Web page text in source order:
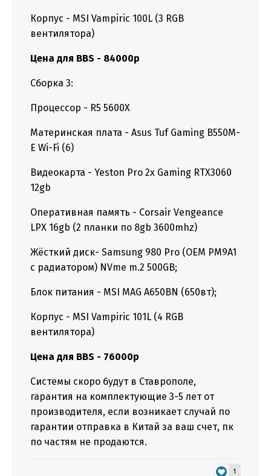
Корпус - MSI Vampiric 100L (3 RGB
вентилятора)
Цена для BBS - 84000р
Сборка 3:
Процессор - R5 5600X
Материнская плата - Asus Tuf Gaming B550M-
E Wi-Fi (6)
Видеокарта - Yeston Pro 2x Gaming RTX3060
12gb
Оперативная память - Corsair Vengeance
LPX 16gb (2 планки по 8gb 3600mhz)
Жёсткий диск- Samsung 980 Pro (OEM PM9A1
с радиатором) NVme m.2 500GB;
Блок питания - MSI MAG A650BN (650вт);
Корпус - MSI Vampiric 101L (4 RGB
вентилятора)
Цена для BBS - 76000р
Системы скоро будут в Ставрополе,
гарантия на комплектующие 3-5 лет от
производителя, если возникает случай по
гарантии отправка в Китай за ваш счет, пк
по частям не продаются.
1